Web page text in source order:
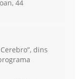
44
dins